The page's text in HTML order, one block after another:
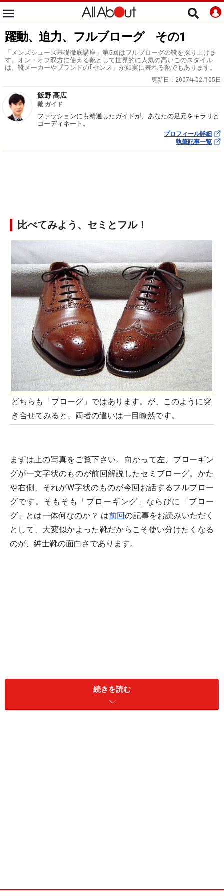
躍動、迫力、フルブローグ その1
「メンズシューズ基礎徹底講座」第5回はフルブローグの靴を採り上げま
す。オン・オフ双方に使える靴として世界的に人気の高いこのスタイル
は、靴メーカーやブランドの｢センス」が如実に表れる靴でもあります。
更新日： 2007年02月05日
飯野 高広
靴 ガイド
ファッションにも精通したガイドが、あなたの足元をキラリと
コーディネート。
プロフィール詳細
執筆記事一覧
比べてみよう、セミとフル！
どちらも「ブローグ」ではあります。が、このように突
き合せてみると、両者の違いは一目瞭然です。
まずは上の写真をご覧下さい。向かって左、ブローギン
グが一文字状のものが前回解説したセミブローグ。かた
や右側、それがW字状のものが今回お話するフルブロー
グです。そもそも
「ブローギング」 ならびに 「ブロー
グ」 とは一体何なのか？ は前回の記事をお読みいただく
として、大変似かよった靴だからこそ使い分けたくなる
のが、紳士靴の面白さであります。
続きを読む